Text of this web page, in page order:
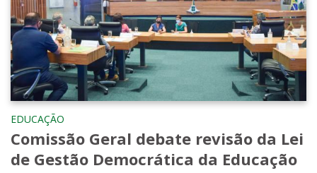
EDUCAÇÃO
Comissão Geral debate revisão da Lei
de Gestão Democrática da Educação